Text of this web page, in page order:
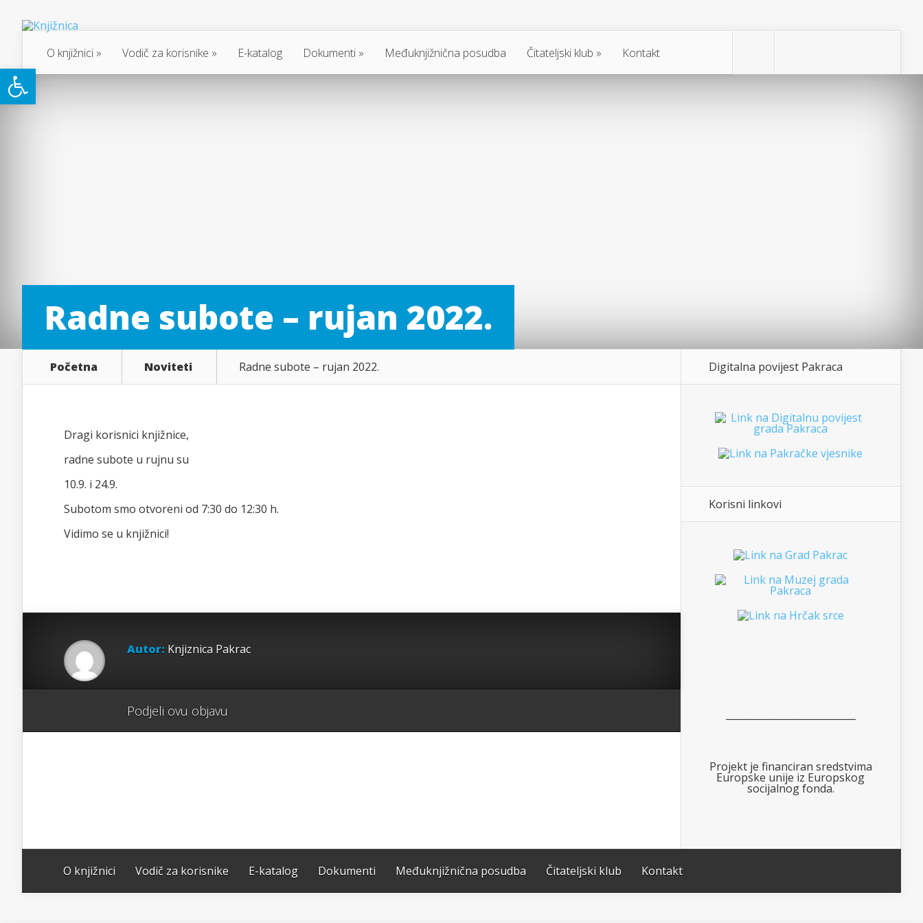
Open toolbar
O knjižnici Vodič za korisnike E-katalog Dokumenti Međuknjižnična posudba Čitateljski klub Kontakt
Radne subote – rujan 2022.
Početna Noviteti Radne subote – rujan 2022.
Dragi korisnici knjižnice,
radne subote u rujnu su
10.9. i 24.9.
Subotom smo otvoreni od 7:30 do 12:30 h.
Vidimo se u knjižnici!
Autor: Knjiznica Pakrac
Podjeli ovu objavu
Digitalna povijest Pakraca
Korisni linkovi
Projekt je financiran sredstvima
Europske unije iz Europskog
socijalnog fonda.
O knjižnici Vodič za korisnike E-katalog Dokumenti Međuknjižnična posudba Čitateljski klub Kontakt